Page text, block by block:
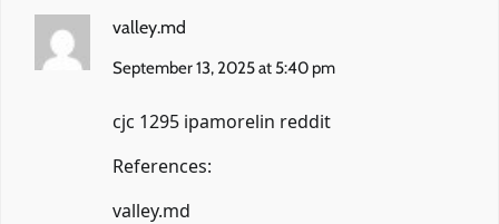
valley.md
September 13, 2025 at 5:40 pm
cjc 1295 ipamorelin reddit
References:
valley.md